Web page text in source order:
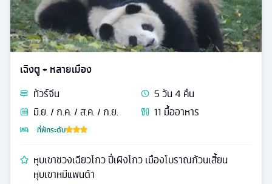
เฉิงตู + หลายเมือง
ทัวร์จีน 5วัน4 คืน
มิ.ย. / ก.ค. / ส.ค. / ก.ย.
11 มื้ออาหาร
ที่พักระดับ
หุบเขาชวงเฉียวโกว ปี่เผิงโกว เมืองโบราณก้วนเสี้ยน
หุบเขาหมีแพนด้า